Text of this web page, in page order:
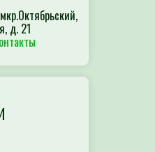
д. 21